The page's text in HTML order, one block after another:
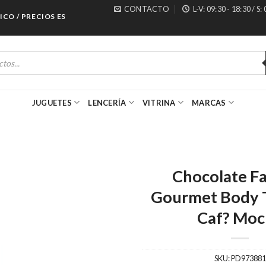
PRECIOS ESPECIALES PARA MAYORISTAS
CONTACTO L-V: 09:30 - 18:30 / S:
JUGUETES LENCERÍA VITRINA MARCAS
Chocolate
Gourmet Body
Caf?
SKU:PD973881